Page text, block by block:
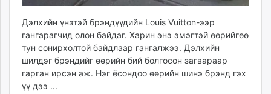
fact.mn
itoim.mn
tumen.mn
shuum.mn
times.mn
tvmongolia.mn
Дэлхийн үнэтэй брэндүүдийн Louis Vuitton-ээр
гангарагчид олон байдаг. Харин энэ эмэгтэй өөрийгөө
тун сонирхолтой байдлаар гангалжээ. Дэлхийн
шилдэг брэндийг өөрийн бий болгосон загвараар
гарган ирсэн аж. Нэг ёсондоо өөрийн шинэ брэнд гэх
үү дээ ...